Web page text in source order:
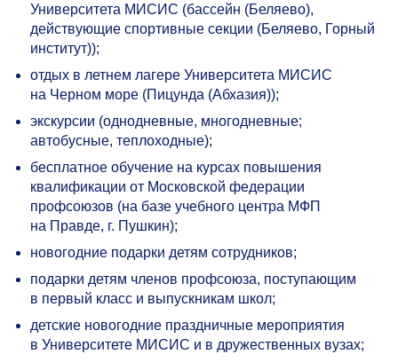
Университета МИСИС (бассейн (Беляево),
действующие спортивные секции (Беляево, Горный
институт));
отдых в летнем лагере Университета МИСИС
на Черном море (Пицунда (Абхазия));
экскурсии (однодневные, многодневные;
автобусные, теплоходные);
бесплатное обучение на курсах повышения
квалификации от Московской федерации
профсоюзов (на базе учебного центра МФП
на Правде, г. Пушкин);
новогодние подарки детям сотрудников;
подарки детям членов профсоюза, поступающим
в первый класс и выпускникам школ;
детские новогодние праздничные мероприятия
в Университете МИСИС и в дружественных вузах;